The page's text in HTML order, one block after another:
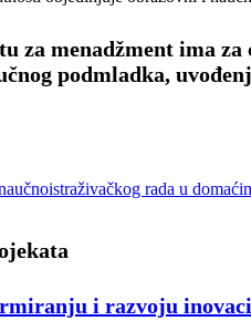
za menadžment ima
podmladka,
rada u
i razvoju